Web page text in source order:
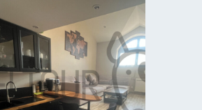
COULOMMIERS